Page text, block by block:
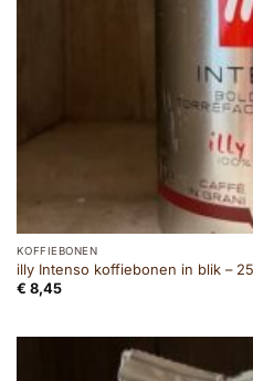
KOFFIEBONEN
illy Intenso koffiebonen in blik –
€ 8,45